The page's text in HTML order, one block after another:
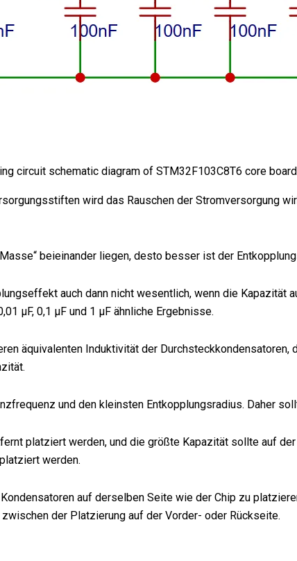
circuit schematic diagram of STM32F103C8T6 core board
wird das Rauschen der Stromversorgung
beieinander liegen, desto besser ist der
auch dann nicht wesentlich, wenn die
μF, 0,1 μF und 1 μF ähnliche Ergebnisse.
äquivalenten Induktivität der
und den kleinsten Entkopplungsradius. Daher
platziert werden, und die größte Kapazität sollte auf
werden.
auf derselben Seite wie der Chip zu
der Platzierung auf der Vorder- oder Rückseite.